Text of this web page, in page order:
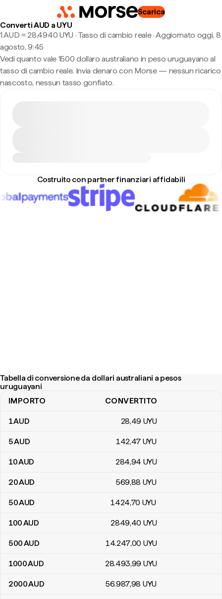
Scarica
Converti AUD a UYU
1 AUD ≈ 28,4940 UYU · Tasso di cambio reale·Aggiornato oggi, 8
agosto, 9:45
Vedi quanto vale 1500 dollaro australiano in peso uruguayano al
tasso di cambio reale. Invia denaro con Morse — nessun ricarico
nascosto, nessun tasso gonfiato.
Costruito con partner finanziari affidabili
Tabella di conversione da dollari australiani a pesos
uruguayani
Tabella di conversione da dollari australiani a pesos uruguayani
IMPORTO CONVERTITO
1AUD 28,49 UYU
5AUD 142,47 UYU
10AUD 284,94 UYU
20AUD 569,88 UYU
50AUD 1424,70 UYU
100AUD 2849,40 UYU
500AUD 14.247,00 UYU
1000AUD 28.493,99 UYU
2000AUD 56.987,98 UYU